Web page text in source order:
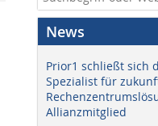
News
Prior1 schließt sich
Spezialist für
Allianzmitglied